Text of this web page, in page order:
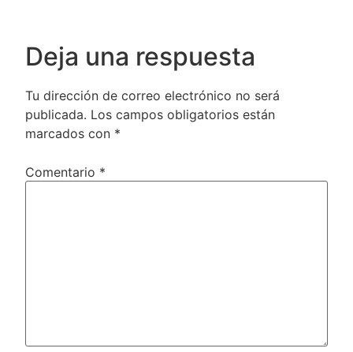
Deja una respuesta
Tu dirección de correo electrónico no será
publicada. Los campos obligatorios están
marcados con *
Comentario *